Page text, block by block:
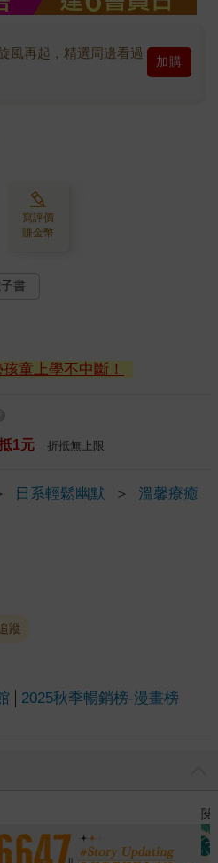
風再起，精選周邊看過
加購
寫評價
賺金幣
書
童上學不中斷！
1元 折抵無上限
日系輕鬆幽默 ＞ 溫馨療癒
蹤
2025秋季暢銷榜-漫畫榜